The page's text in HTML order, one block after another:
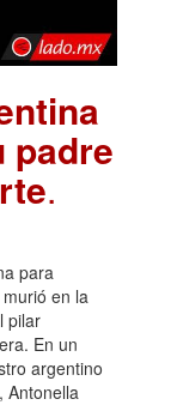
padre
.
para
en la
pilar
En un
argentino
Antonella